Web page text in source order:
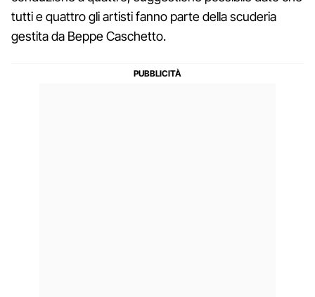
tutti e quattro gli artisti fanno parte della scuderia
gestita da Beppe Caschetto.